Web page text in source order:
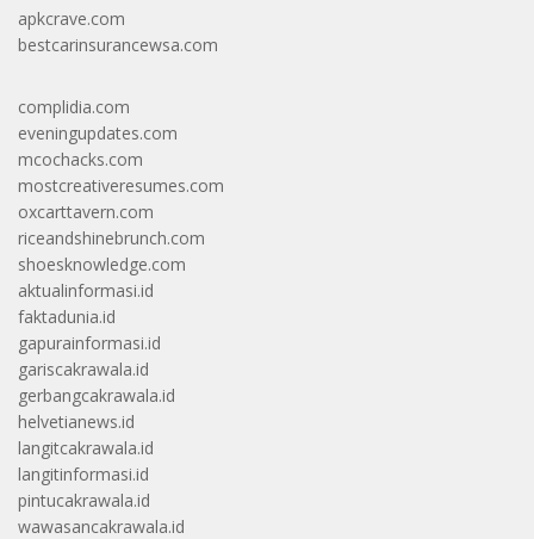
apkcrave.com
bestcarinsurancewsa.com
complidia.com
eveningupdates.com
mcochacks.com
mostcreativeresumes.com
oxcarttavern.com
riceandshinebrunch.com
shoesknowledge.com
aktualinformasi.id
faktadunia.id
gapurainformasi.id
gariscakrawala.id
gerbangcakrawala.id
helvetianews.id
langitcakrawala.id
langitinformasi.id
pintucakrawala.id
wawasancakrawala.id